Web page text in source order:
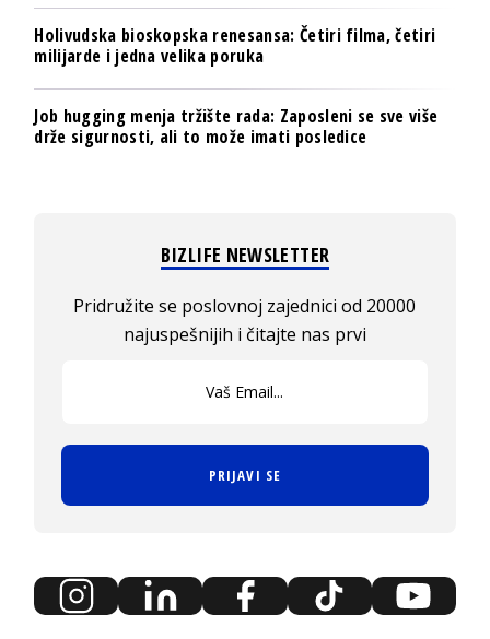
Holivudska bioskopska renesansa: Četiri filma, četiri
milijarde i jedna velika poruka
Job hugging menja tržište rada: Zaposleni se sve više
drže sigurnosti, ali to može imati posledice
BIZLIFE NEWSLETTER
Pridružite se poslovnoj zajednici od 20000
najuspešnijih i čitajte nas prvi
PRIJAVI SE